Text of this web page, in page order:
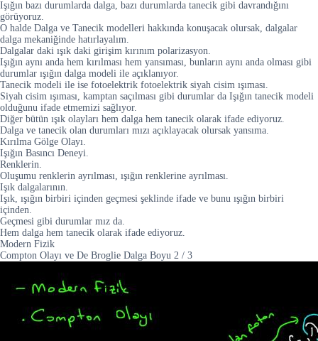
Işığın bazı durumlarda dalga, bazı durumlarda tanecik gibi davrandığını
görüyoruz.
O halde Dalga ve Tanecik modelleri hakkında konuşacak olursak, dalgalar
dalga mekaniğinde hatırlayalım.
Dalgalar daki ışık daki girişim kırınım polarizasyon.
Işığın aynı anda hem kırılması hem yansıması, bunların aynı anda olması gibi
durumlar ışığın dalga modeli ile açıklanıyor.
Tanecik modeli ile ise fotoelektrik fotoelektrik siyah cisim ışıması.
Siyah cisim ışıması, kamptan saçılması gibi durumlar da Işığın tanecik modeli
olduğunu ifade etmemizi sağlıyor.
Diğer bütün ışık olayları hem dalga hem tanecik olarak ifade ediyoruz.
Dalga ve tanecik olan durumları mızı açıklayacak olursak yansıma.
Kırılma Gölge Olayı.
Işığın Basıncı Deneyi.
Renklerin.
Oluşumu renklerin ayrılması, ışığın renklerine ayrılması.
Işık dalgalarının.
Işık, ışığın birbiri içinden geçmesi şeklinde ifade ve bunu ışığın birbiri
içinden.
Geçmesi gibi durumlar mız da.
Hem dalga hem tanecik olarak ifade ediyoruz.
Modern Fizik
Compton Olayı ve De Broglie Dalga Boyu 2 / 3